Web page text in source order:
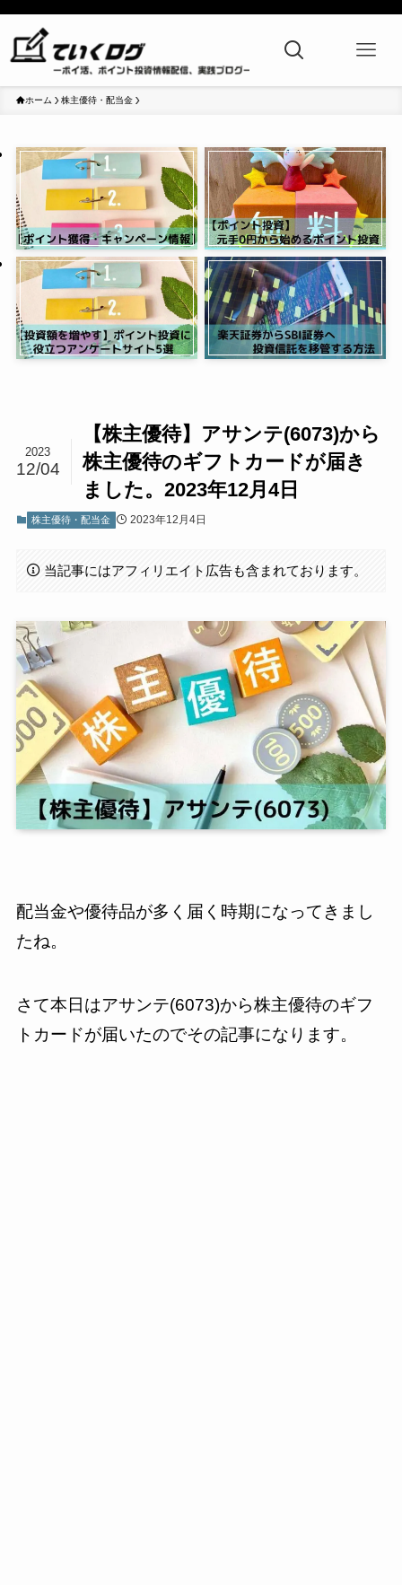
ホーム 株主優待・配当金
【株主優待】アサンテ(6073)から
株主優待のギフトカードが届き
ました。2023年12月4日
2023
12/04
株主優待・配当金 2023年12月4日
当記事にはアフィリエイト広告も含まれております。
配当金や優待品が多く届く時期になってきまし
たね。
さて本日はアサンテ(6073)から株主優待のギフ
トカードが届いたのでその記事になります。